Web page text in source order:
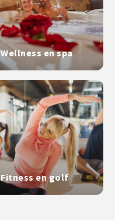
Wellness en spa
Fitness en golf